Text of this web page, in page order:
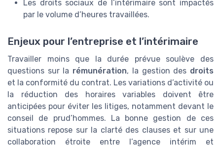
Les droits sociaux de l’intérimaire sont impactés
par le volume d’heures travaillées.
Enjeux pour l’entreprise et l’intérimaire
Travailler moins que la durée prévue soulève des
questions sur la rémunération, la gestion des droits
et la conformité du contrat. Les variations d’activité ou
la réduction des horaires variables doivent être
anticipées pour éviter les litiges, notamment devant le
conseil de prud’hommes. La bonne gestion de ces
situations repose sur la clarté des clauses et sur une
collaboration étroite entre l’agence intérim et